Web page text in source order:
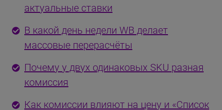
актуальные ставки
В какой день недели WB делает
массовые перерасчёты
Почему у двух одинаковых SKU разная
комиссия
Как комиссии влияют на цену и «Список